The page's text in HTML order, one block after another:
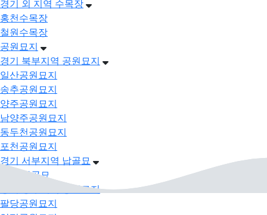
경기 외 지역 수목장
홍천수목장
철원수목장
공원묘지
경기 북부지역 공원묘지
일산공원묘지
송추공원묘지
양주공원묘지
남양주공원묘지
동두천공원묘지
포천공원묘지
경기 서부지역 납골묘
강화 납골묘
경기 동부지역 공원묘지
팔당공원묘지